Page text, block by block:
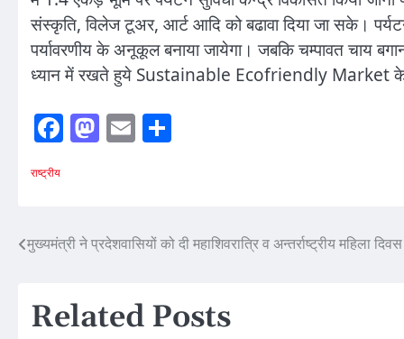
संस्कृति, विलेज टूअर, आर्ट आदि को बढावा दिया जा सके।
पर्यावरणीय के अनूकूल बनाया जायेगा। जबकि चम्पावत चाय
ध्यान में रखते हुये Sustainable Ecofriendly Market के
Facebook
Mastodon
Email
राष्ट्रीय
Post
मुख्यमंत्री ने प्रदेशवासियों को दी महाशिवरात्रि व अन्तर्राष्ट्रीय महिला
Related Posts